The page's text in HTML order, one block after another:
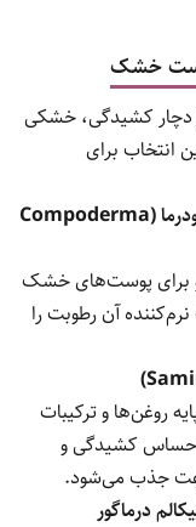
خشک
دچار کشیدگی، خشکی
انتخاب برای
کرم مرطوب کننده بدن هیدرا بادی کامپودرما (Compoderma
و برای پوست‌های خشک
آن رطوبت را
روغن‌ها و ترکیبات
کشیدگی و
جذب می‌شود.
درماگور